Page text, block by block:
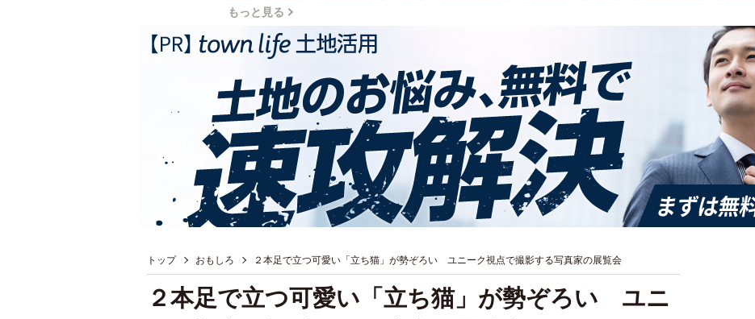
もっと見る
トップ おもしろ ２本足で立つ可愛い「立ち猫」が勢ぞろい ユニーク視点で撮影する写真家の展覧会
２本足で立つ可愛い「立ち猫」が勢ぞろい ユニ